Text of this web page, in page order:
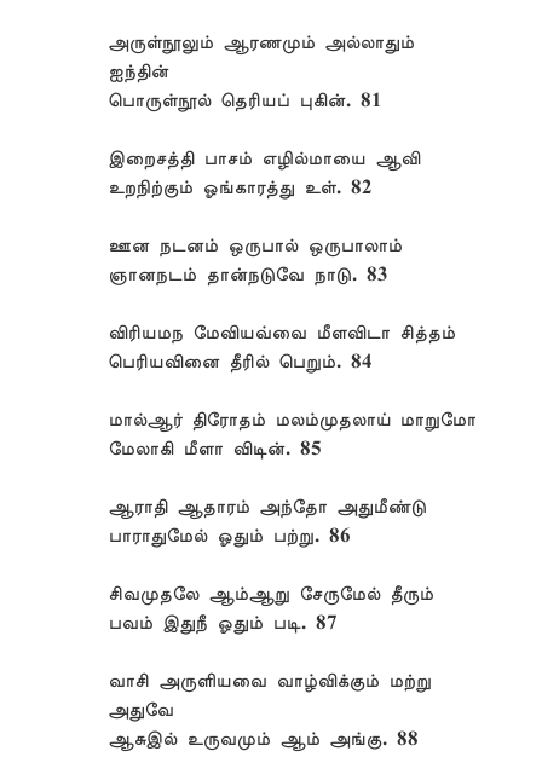
அருள்நூலும் ஆரணமும் அல்லாதும்
ஐந்தின்
பொருள்நூல் தெரியப் புகின். 81
இறைசத்தி பாசம் எழில்மாயை ஆவி
உறநிற்கும் ஓங்காரத்து உள். 82
ஊன நடனம் ஒருபால் ஒருபாலாம்
ஞானநடம் தான்நடுவே நாடு. 83
விரியமந மேவியவ்வை மீளவிடா சித்தம்
பெரியவினை தீரில் பெறும். 84
மால்ஆர் திரோதம் மலம்முதலாய் மாறுமோ
மேலாகி மீளா விடின். 85
ஆராதி ஆதாரம் அந்தோ அதுமீண்டு
பாராதுமேல் ஓதும் பற்று. 86
சிவமுதலே ஆம்ஆறு சேருமேல் தீரும்
பவம் இதுநீ ஓதும் படி. 87
வாசி அருளியவை வாழ்விக்கும் மற்று
அதுவே
ஆசுஇல் உருவமும் ஆம் அங்கு. 88